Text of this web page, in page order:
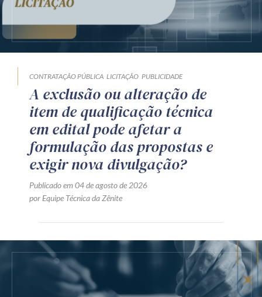
CONTRATAÇÃO PÚBLICA LICITAÇÃO PUBLICIDADE
A exclusão ou alteração de
item de qualificação técnica
em edital pode afetar a
formulação das propostas e
exigir nova divulgação?
Publicado em 04 de agosto de 2026
por Equipe Técnica da Zênite